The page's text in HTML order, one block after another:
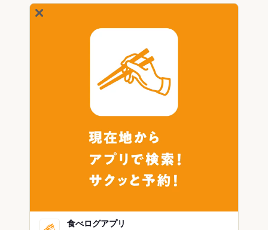
食べログアプリ